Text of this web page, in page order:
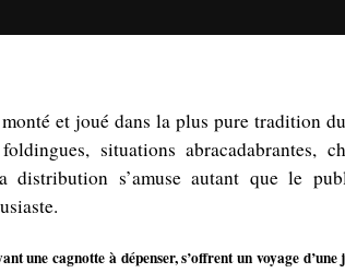
et joué dans la plus pure tradition
situations abracadabrantes,
distribution s’amuse autant que le
une cagnotte à dépenser, s’offrent un voyage d’une